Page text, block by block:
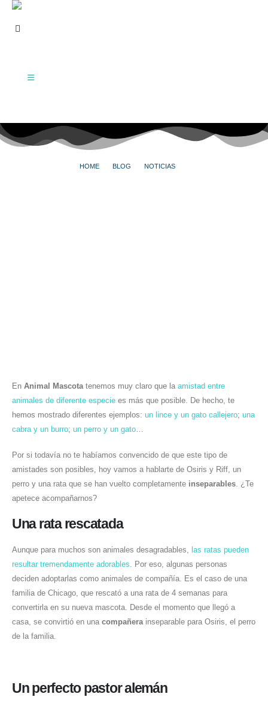
HOME BLOG
NOTICIAS
En Animal Mascota tenemos muy claro que la amistad entre
animales de diferente especie es más que posible. De hecho, te
hemos mostrado diferentes ejemplos: un lince y un gato callejero; una
cabra y un burro; un perro y un gato…
Por si todavía no te habíamos convencido de que este tipo de
amistades son posibles, hoy vamos a hablarte de Osiris y Riff, un
perro y una rata que se han vuelto completamente inseparables . ¿Te
apetece acompañarnos?
Una rata rescatada
Aunque para muchos son animales desagradables, las ratas pueden
resultar tremendamente adorables. Por eso, algunas personas
deciden adoptarlas como animales de compañía. Es el caso de una
familia de Chicago, que rescató a una rata de 4 semanas para
convertirla en su nueva mascota. Desde el momento que llegó a
casa, se convirtió en una compañera inseparable para Osiris, el perro
de la familia.
Un perfecto pastor alemán